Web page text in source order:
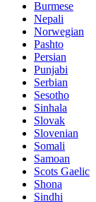
Burmese
Nepali
Norwegian
Pashto
Persian
Punjabi
Serbian
Sesotho
Sinhala
Slovak
Slovenian
Somali
Samoan
Scots Gaelic
Shona
Sindhi